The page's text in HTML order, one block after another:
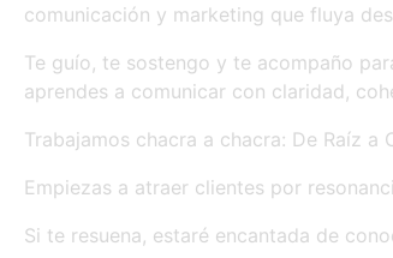
comunicación y marketing que fluya
Te guío, te sostengo y te acompaño
aprendes a comunicar con claridad,
Trabajamos chacra a chacra: De Raíz a
Empiezas a atraer clientes por
Si te resuena, estaré encantada de